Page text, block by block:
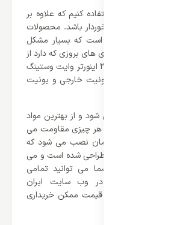
از محصولاتی استفاده کنیم که علاوه بر
دارد از ظاهری زیبا برخوردار باشد. محصولات
مخصوص افرادی است که بسیار مشکل
بر ویژگی و فناوری های بروزی که دارد از
ظاهری زیبا برخوردار است. کولر گازی 30000 اینورتر وایت وستینگ
تشکیل می شوند، یونیت خارجی و یونیت
ساختمان نصب می شود و از بهترین مواد
زیادی در برابر هر چیزی مقاومت می
که در داخل ساختمان نصب می شود که
است که با رنگ سفید طراحی شده است و می
سازگار باشد. شما می توانید تمامی
وستینگ هاوس را در وب سایت ایران
و آن را با بهترین قیمت ممکن خریداری